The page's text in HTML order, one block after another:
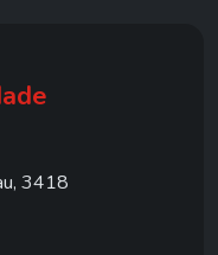
3418